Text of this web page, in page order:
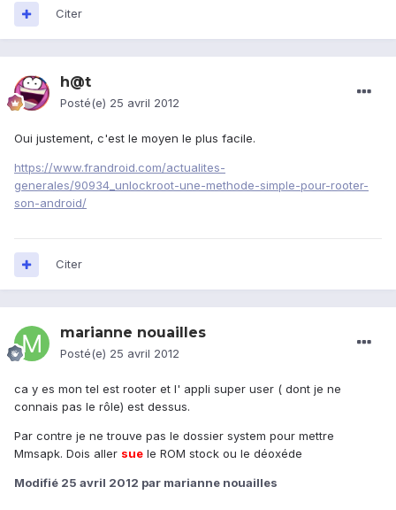
Citer
h@t
Posté(e) 25 avril 2012
Oui justement, c'est le moyen le plus facile.
https://www.frandroid.com/actualites-
generales/90934_unlockroot-une-methode-simple-pour-rooter-
son-android/
Citer
marianne nouailles
Posté(e) 25 avril 2012
ca y es mon tel est rooter et l' appli super user ( dont je ne
connais pas le rôle) est dessus.
Par contre je ne trouve pas le dossier system pour mettre
Mmsapk. Dois aller sue le ROM stock ou le déoxéde
Modifié 25 avril 2012 par marianne nouailles